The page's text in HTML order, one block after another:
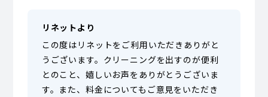
リネットより
この度はリネットをご利用いただきありがと
うございます。クリーニングを出すのが便利
とのこと、嬉しいお声をありがとうございま
す。また、料金についてもご意見をいただき